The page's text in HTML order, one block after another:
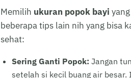
Memilih ukuran popok bayi
beberapa tips lain nih yang bisa
sehat:
Sering Ganti Popok: Jangan
setelah si kecil buang air